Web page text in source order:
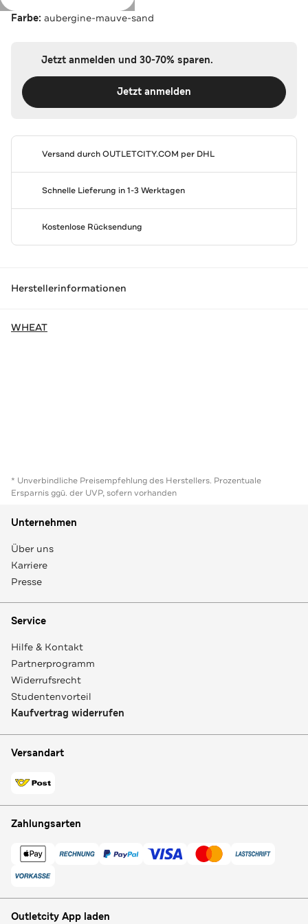
Farbe: aubergine-mauve-sand
Jetzt anmelden und 30-70% sparen.
Jetzt anmelden
Versand durchOUTLETCITY.COM per DHL
Schnelle Lieferung in 1-3 Werktagen
Kostenlose Rücksendung
Herstellerinformationen
WHEAT
* Unverbindliche Preisempfehlung des Herstellers. Prozentuale
Ersparnis ggü. der UVP, sofern vorhanden
Unternehmen
Über uns
Karriere
Presse
Service
Hilfe & Kontakt
Partnerprogramm
Widerrufsrecht
Studentenvorteil
Kaufvertrag widerrufen
Versandart
Zahlungsarten
Outletcity App laden